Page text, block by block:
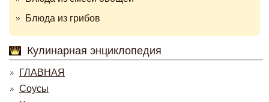
Блюда из грибов
Кулинарная энциклопедия
ГЛАВНАЯ
Соусы